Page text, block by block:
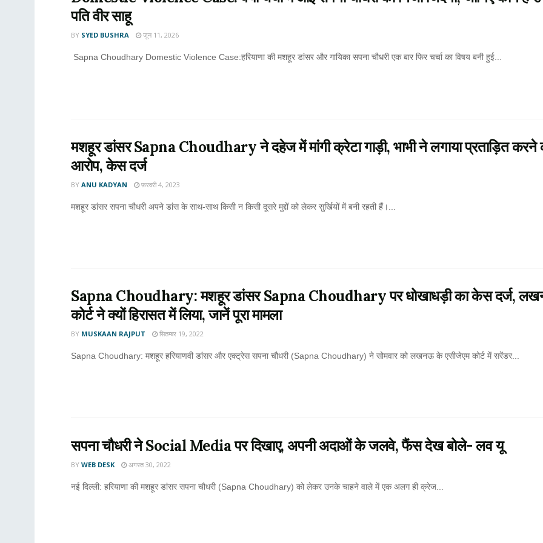
पति वीर साहू
BY SYED BUSHRA जून 11, 2026
Sapna Choudhary Domestic Violence Case:हरियाणा की मशहूर डांसर और गायिका सपना चौधरी एक बार फिर चर्चा का विषय बनी हुई...
मशहूर डांसर Sapna Choudhary ने दहेज में मांगी क्रेटा गाड़ी, भाभी ने लगाया प्रताड़ित करने
आरोप, केस दर्ज
BY ANU KADYAN फ़रवरी 4, 2023
मशहूर डांसर सपना चौधरी अपने डांस के साथ-साथ किसी न किसी दूसरे मुद्दों को लेकर सुर्खियों में बनी रहती हैं।...
Sapna Choudhary: मशहूर डांसर Sapna Choudhary पर धोखाधड़ी का केस दर्ज,
कोर्ट ने क्यों हिरासत में लिया, जानें पूरा मामला
BY MUSKAAN RAJPUT सितम्बर 19, 2022
Sapna Choudhary: मशहूर हरियाणवी डांसर और एक्ट्रेस सपना चौधरी (Sapna Choudhary) ने सोमवार को लखनऊ के एसीजेएम कोर्ट में सरेंडर...
सपना चौधरी ने Social Media पर दिखाए, अपनी अदाओं के जलवे, फैंस देख बोले- लव यू
BY WEB DESK अगस्त 30, 2022
नई दिल्ली: हरियाणा की मशहूर डांसर सपना चौधरी (Sapna Choudhary) को लेकर उनके चाहने वाले में एक अलग ही क्रेज...